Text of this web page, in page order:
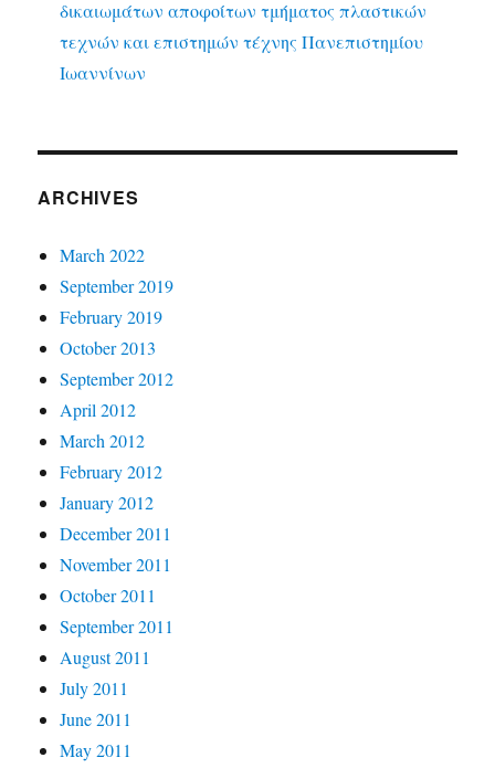
δικαιωμάτων αποφοίτων τμήματος πλαστικών
τεχνών και επιστημών τέχνης Πανεπιστημίου
Ιωαννίνων
ARCHIVES
March 2022
September 2019
February 2019
October 2013
September 2012
April 2012
March 2012
February 2012
January 2012
December 2011
November 2011
October 2011
September 2011
August 2011
July 2011
June 2011
May 2011